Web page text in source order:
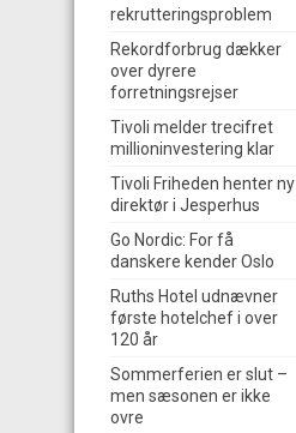
rekrutteringsproblem
Rekordforbrug dækker
over dyrere
forretningsrejser
Tivoli melder trecifret
millioninvestering klar
Tivoli Friheden henter ny
direktør i Jesperhus
Go Nordic: For få
danskere kender Oslo
Ruths Hotel udnævner
første hotelchef i over
120 år
Sommerferien er slut –
men sæsonen er ikke
ovre